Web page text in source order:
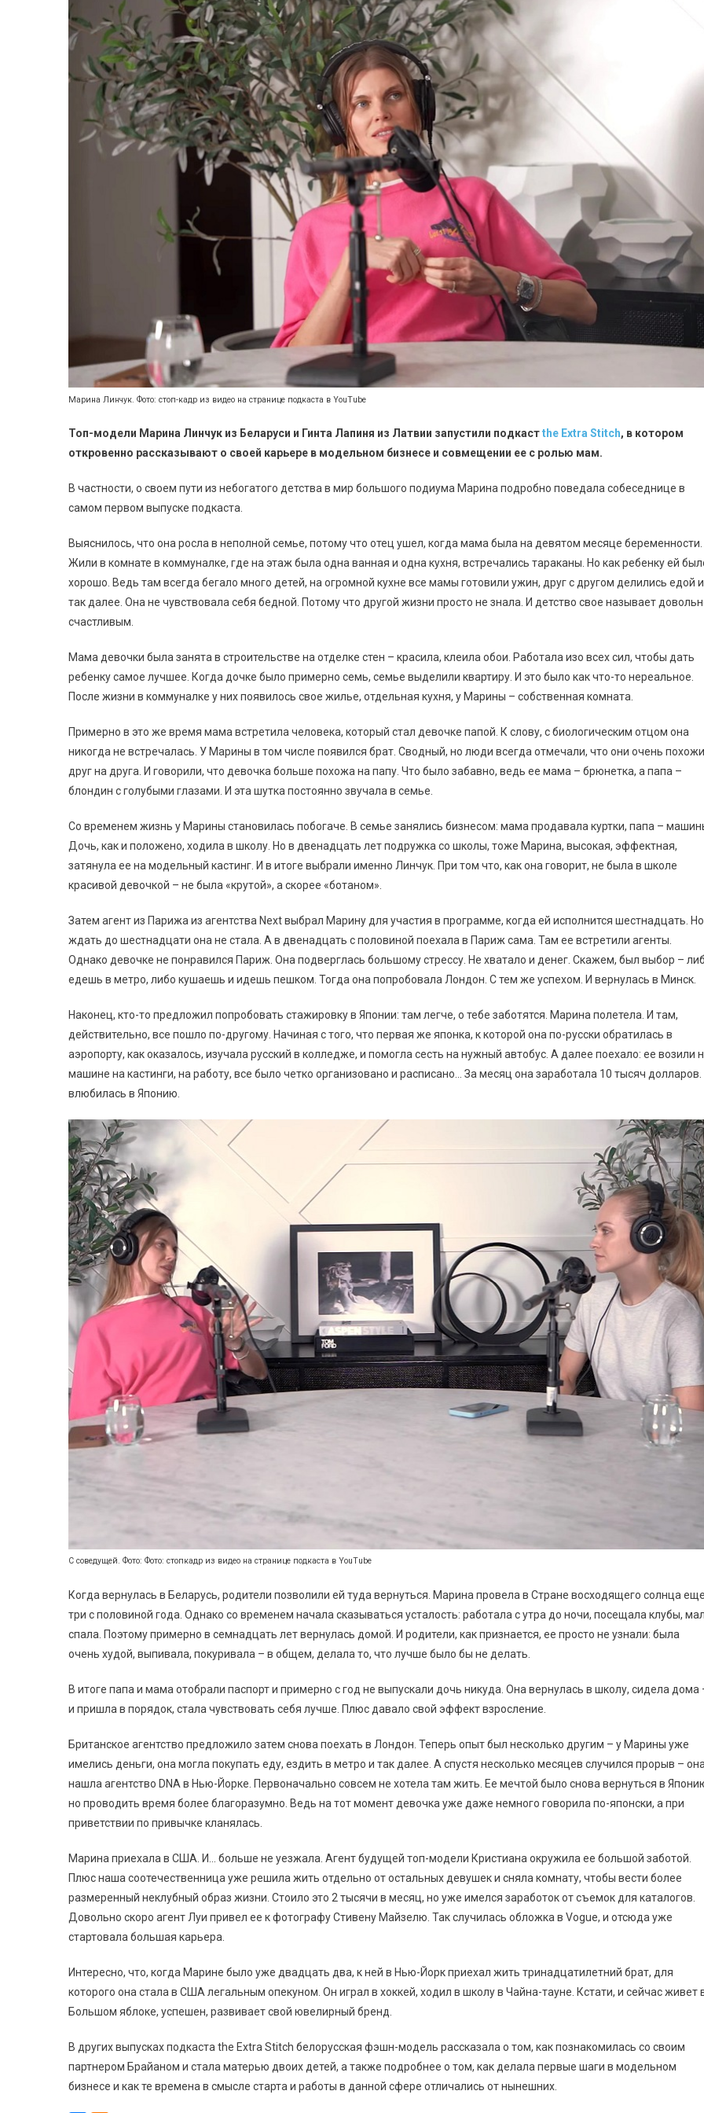
Марина Линчук. Фото: стоп-кадр из видео на странице подкаста в YouTube
Топ-модели Марина Линчук из Беларуси и Гинта Лапиня из Латвии запустили подкастthe Extra Stitch, в котором
откровенно рассказывают о своей карьере в модельном бизнесе и совмещении ее с ролью мам.
В частности, о своем пути из небогатого детства в мир большого подиума Марина подробно поведала собеседнице в
самом первом выпуске подкаста.
Выяснилось, что она росла в неполной семье, потому что отец ушел, когда мама была на девятом месяце беременности.
Жили в комнате в коммуналке, где на этаж была одна ванная и одна кухня, встречались тараканы. Но как ребенку ей
хорошо. Ведь там всегда бегало много детей, на огромной кухне все мамы готовили ужин, друг с другом делились едой и
так далее. Она не чувствовала себя бедной. Потому что другой жизни просто не знала. И детство свое называет
счастливым.
Мама девочки была занята в строительстве на отделке стен – красила, клеила обои. Работала изо всех сил, чтобы дать
ребенку самое лучшее. Когда дочке было примерно семь, семье выделили квартиру. И это было как что-то нереальное.
После жизни в коммуналке у них появилось свое жилье, отдельная кухня, у Марины – собственная комната.
Примерно в это же время мама встретила человека, который стал девочке папой. К слову, с биологическим отцом она
никогда не встречалась. У Марины в том числе появился брат. Сводный, но люди всегда отмечали, что они очень похожи
друг на друга. И говорили, что девочка больше похожа на папу. Что было забавно, ведь ее мама – брюнетка, а папа –
блондин с голубыми глазами. И эта шутка постоянно звучала в семье.
Со временем жизнь у Марины становилась побогаче. В семье занялись бизнесом: мама продавала куртки, папа –
Дочь, как и положено, ходила в школу. Но в двенадцать лет подружка со школы, тоже Марина, высокая, эффектная,
затянула ее на модельный кастинг. И в итоге выбрали именно Линчук. При том что, как она говорит, не была в школе
красивой девочкой – не была «крутой», а скорее «ботаном».
Затем агент из Парижа из агентства Next выбрал Марину для участия в программе, когда ей исполнится шестнадцать. Но
ждать до шестнадцати она не стала. А в двенадцать с половиной поехала в Париж сама. Там ее встретили агенты.
Однако девочке не понравился Париж. Она подверглась большому стрессу. Не хватало и денег. Скажем, был выбор –
едешь в метро, либо кушаешь и идешь пешком. Тогда она попробовала Лондон. С тем же успехом. И вернулась в Минск.
Наконец, кто-то предложил попробовать стажировку в Японии: там легче, о тебе заботятся. Марина полетела. И там,
действительно, все пошло по-другому. Начиная с того, что первая же японка, к которой она по-русски обратилась в
аэропорту, как оказалось, изучала русский в колледже, и помогла сесть на нужный автобус. А далее поехало: ее возили
машине на кастинги, на работу, все было четко организовано и расписано… За месяц она заработала 10 тысяч долларов.
влюбилась в Японию.
С соведущей. Фото: Фото: стопкадр из видео на странице подкаста в YouTube
Когда вернулась в Беларусь, родители позволили ей туда вернуться. Марина провела в Стране восходящего солнца
три с половиной года. Однако со временем начала сказываться усталость: работала с утра до ночи, посещала клубы,
спала. Поэтому примерно в семнадцать лет вернулась домой. И родители, как признается, ее просто не узнали: была
очень худой, выпивала, покуривала – в общем, делала то, что лучше было бы не делать.
В итоге папа и мама отобрали паспорт и примерно с год не выпускали дочь никуда. Она вернулась в школу, сидела дома
и пришла в порядок, стала чувствовать себя лучше. Плюс давало свой эффект взросление.
Британское агентство предложило затем снова поехать в Лондон. Теперь опыт был несколько другим – у Марины уже
имелись деньги, она могла покупать еду, ездить в метро и так далее. А спустя несколько месяцев случился прорыв –
нашла агентство DNA в Нью-Йорке. Первоначально совсем не хотела там жить. Ее мечтой было снова вернуться в
но проводить время более благоразумно. Ведь на тот момент девочка уже даже немного говорила по-японски, а при
приветствии по привычке кланялась.
Марина приехала в США. И… больше не уезжала. Агент будущей топ-модели Кристиана окружила ее большой заботой.
Плюс наша соотечественница уже решила жить отдельно от остальных девушек и сняла комнату, чтобы вести более
размеренный неклубный образ жизни. Стоило это 2 тысячи в месяц, но уже имелся заработок от съемок для каталогов.
Довольно скоро агент Луи привел ее к фотографу Стивену Майзелю. Так случилась обложка в Vogue, и отсюда уже
стартовала большая карьера.
Интересно, что, когда Марине было уже двадцать два, к ней в Нью-Йорк приехал жить тринадцатилетний брат, для
которого она стала в США легальным опекуном. Он играл в хоккей, ходил в школу в Чайна-тауне. Кстати, и сейчас живет
Большом яблоке, успешен, развивает свой ювелирный бренд.
В других выпусках подкаста the Extra Stitch белорусская фэшн-модель рассказала о том, как познакомилась со своим
партнером Брайаном и стала матерью двоих детей, а также подробнее о том, как делала первые шаги в модельном
бизнесе и как те времена в смысле старта и работы в данной сфере отличались от нынешних.